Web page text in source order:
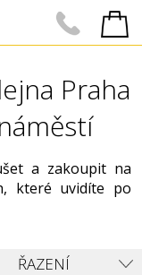
Praha
a zakoupit na
které uvidíte po
ŘAZENÍ